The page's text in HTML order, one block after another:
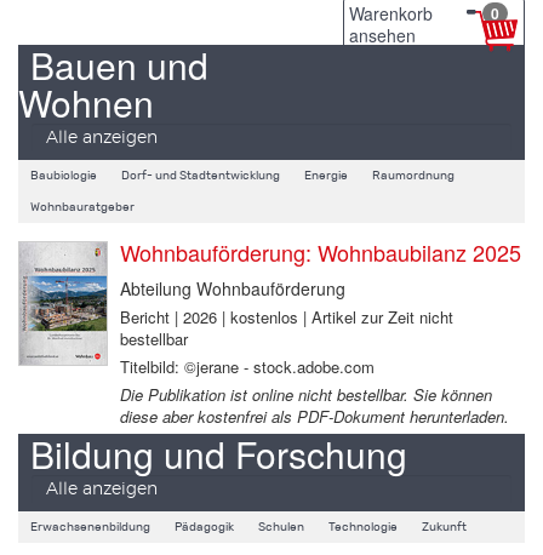
Warenkorb
ansehen
0
Bauen und
Wohnen
Alle anzeigen
Baubiologie Dorf- und Stadtentwicklung Energie Raumordnung
Wohnbauratgeber
Wohnbauförderung: Wohnbaubilanz 2025
Abteilung Wohnbauförderung
Bericht | 2026 | kostenlos | Artikel zur Zeit nicht
bestellbar
Titelbild: ©jerane - stock.adobe.com
Die Publikation ist online nicht bestellbar. Sie können
diese aber kostenfrei als PDF-Dokument herunterladen.
Bildung und Forschung
Alle anzeigen
Erwachsenenbildung Pädagogik Schulen Technologie Zukunft